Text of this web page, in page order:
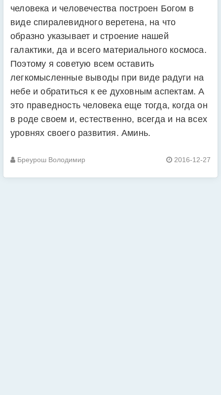
человека и человечества построен Богом в
виде спиралевидного веретена, на что
образно указывает и строение нашей
галактики, да и всего материального космоса.
Поэтому я советую всем оставить
легкомысленные выводы при виде радуги на
небе и обратиться к ее духовным аспектам. А
это праведность человека еще тогда, когда он
в роде своем и, естественно, всегда и на всех
уровнях своего развития. Аминь.
Бреурош Володимир 2016-12-27